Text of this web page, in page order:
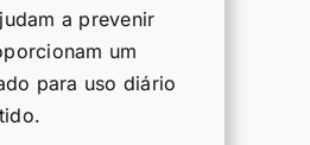
a prevenir
um
para uso diário